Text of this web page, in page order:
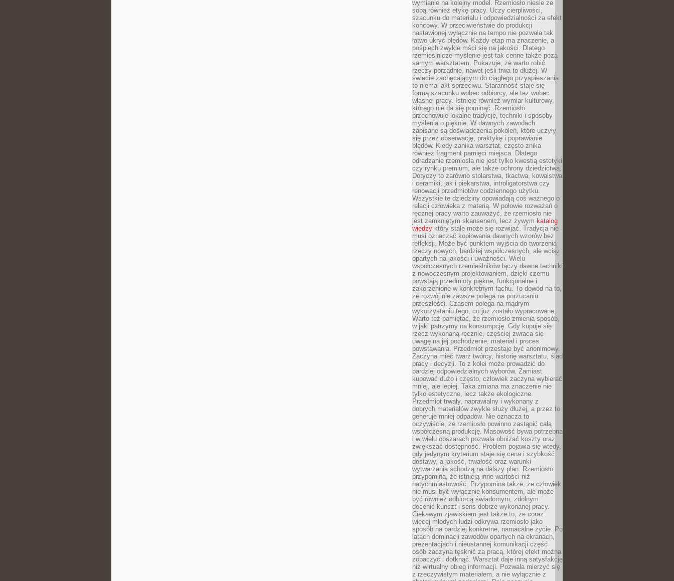
wymianie na kolejny model. Rzemiosło niesie ze
sobą również etykę pracy. Uczy cierpliwości,
szacunku do materiału i odpowiedzialności za efekt
końcowy. W przeciwieństwie do produkcji
nastawionej wyłącznie na tempo nie pozwala tak
łatwo ukryć błędów. Każdy etap ma znaczenie, a
pośpiech zwykle mści się na jakości. Dlatego
rzemieślnicze myślenie jest tak cenne także poza
samym warsztatem. Pokazuje, że warto robić
rzeczy porządnie, nawet jeśli trwa to dłużej. W
świecie zachęcającym do ciągłego przyspieszania
to niemal akt sprzeciwu. Staranność staje się
formą szacunku wobec odbiorcy, ale też wobec
własnej pracy. Istnieje również wymiar kulturowy,
którego nie da się pominąć. Rzemiosło
przechowuje lokalne tradycje, techniki i sposoby
myślenia o pięknie. W dawnych zawodach
zapisane są doświadczenia pokoleń, które uczyły
się przez obserwację, praktykę i poprawianie
błędów. Kiedy zanika warsztat, często znika
również fragment pamięci miejsca. Dlatego
odradzanie rzemiosła nie jest tylko kwestią estetyki
czy rynku premium, ale także ochrony dziedzictwa.
Dotyczy to zarówno stolarstwa, tkactwa, kowalstwa
i ceramiki, jak i piekarstwa, introligatorstwa czy
renowacji przedmiotów codziennego użytku.
Wszystkie te dziedziny opowiadają coś ważnego o
relacji człowieka z materią. W połowie rozważań o
ręcznej pracy warto zauważyć, że rzemiosło nie
jest zamkniętym skansenem, lecz żywym katalog
wiedzy który stale może się rozwijać. Tradycja nie
musi oznaczać kopiowania dawnych wzorów bez
refleksji. Może być punktem wyjścia do tworzenia
rzeczy nowych, bardziej współczesnych, ale wciąż
opartych na jakości i uważności. Wielu
współczesnych rzemieślników łączy dawne techniki
z nowoczesnym projektowaniem, dzięki czemu
powstają przedmioty piękne, funkcjonalne i
zakorzenione w konkretnym fachu. To dowód na to,
że rozwój nie zawsze polega na porzucaniu
przeszłości. Czasem polega na mądrym
wykorzystaniu tego, co już zostało wypracowane.
Warto też pamiętać, że rzemiosło zmienia sposób,
w jaki patrzymy na konsumpcję. Gdy kupuje się
rzecz wykonaną ręcznie, częściej zwraca się
uwagę na jej pochodzenie, materiał i proces
powstawania. Przedmiot przestaje być anonimowy.
Zaczyna mieć twarz twórcy, historię warsztatu, ślad
pracy i decyzji. To z kolei może prowadzić do
bardziej odpowiedzialnych wyborów. Zamiast
kupować dużo i często, człowiek zaczyna wybierać
mniej, ale lepiej. Taka zmiana ma znaczenie nie
tylko estetyczne, lecz także ekologiczne.
Przedmiot trwały, naprawialny i wykonany z
dobrych materiałów zwykle służy dłużej, a przez to
generuje mniej odpadów. Nie oznacza to
oczywiście, że rzemiosło powinno zastąpić całą
współczesną produkcję. Masowość bywa potrzebna
i w wielu obszarach pozwala obniżać koszty oraz
zwiększać dostępność. Problem pojawia się wtedy,
gdy jedynym kryterium staje się cena i szybkość
dostawy, a jakość, trwałość oraz warunki
wytwarzania schodzą na dalszy plan. Rzemiosło
przypomina, że istnieją inne wartości niż
natychmiastowość. Przypomina także, że człowiek
nie musi być wyłącznie konsumentem, ale może
być również odbiorcą świadomym, zdolnym
docenić kunszt i sens dobrze wykonanej pracy.
Ciekawym zjawiskiem jest także to, że coraz
więcej młodych ludzi odkrywa rzemiosło jako
sposób na bardziej konkretne, namacalne życie. Po
latach dominacji zawodów opartych na ekranach,
prezentacjach i nieustannej komunikacji część
osób zaczyna tęsknić za pracą, której efekt można
zobaczyć i dotknąć. Warsztat daje inną satysfakcję
niż wirtualny obieg informacji. Pozwala mierzyć się
z rzeczywistym materiałem, a nie wyłącznie z